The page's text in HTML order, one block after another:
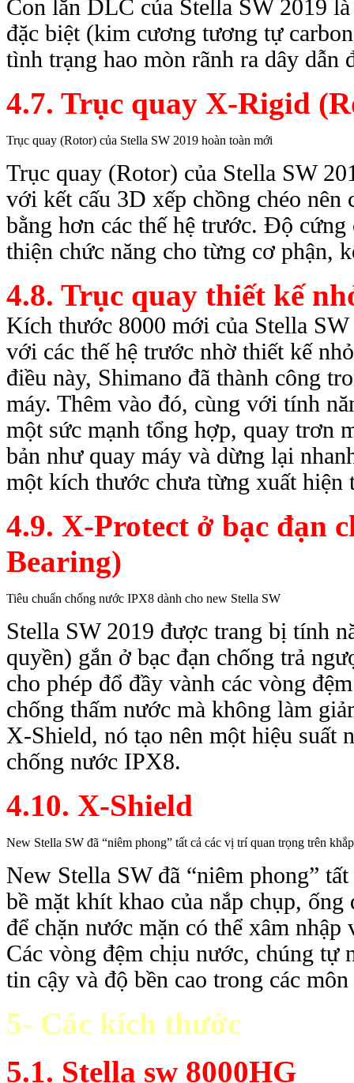
Con lăn DLC của Stella SW 2019
đặc biệt (kim cương tương tự
tình trạng hao mòn rãnh ra dây dẫn
4.7. Trục quay X-Rigid
Trục quay (Rotor) của Stella SW 2019 hoàn toàn mới
Trục quay (Rotor) của Stella SW
với kết cấu 3D xếp chồng chéo
bằng hơn các thế hệ trước. Độ cứng
thiện chức năng cho từng cơ phận,
4.8. Trục quay thiết kế
Kích thước 8000 mới của Stella
với các thế hệ trước nhờ thiết kế
điều này, Shimano đã thành công
máy. Thêm vào đó, cùng với tính
một sức mạnh tổng hợp, quay trơn
bản như quay máy và dừng lại
một kích thước chưa từng xuất hiện
4.9. X-Protect ở bạc đạn
Bearing)
Tiêu chuẩn chống nước IPX8 dành cho new Stella SW
Stella SW 2019 được trang bị tính
quyền) gắn ở bạc đạn chống trả
cho phép đổ đầy vành các vòng
chống thấm nước mà không làm
X-Shield, nó tạo nên một hiệu suất
chống nước IPX8.
4.10. X-Shield
New Stella SW đã “niêm phong” tất cả các vị trí quan trọng trên
New Stella SW đã “niêm phong”
bề mặt khít khao của nắp chụp,
để chặn nước mặn có thể xâm
Các vòng đệm chịu nước, chúng tự
tin cậy và độ bền cao trong các
5- Các kích thước
5.1. Stella sw 8000HG